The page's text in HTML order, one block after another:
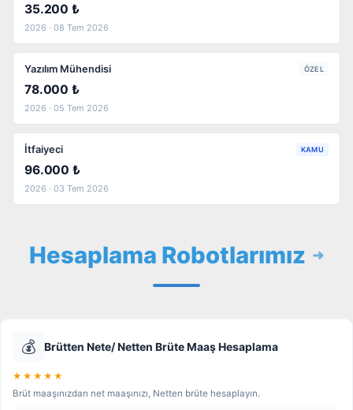
35.200 ₺
2026 · 08 Tem 2026
Yazılım Mühendisi ÖZEL
78.000 ₺
2026 · 05 Tem 2026
İtfaiyeci KAMU
96.000 ₺
2026 · 03 Tem 2026
Hesaplama Robotlarımız
💰 Brütten Nete/ Netten Brüte Maaş Hesaplama
★★★★★
Brüt maaşınızdan net maaşınızı, Netten brüte hesaplayın.